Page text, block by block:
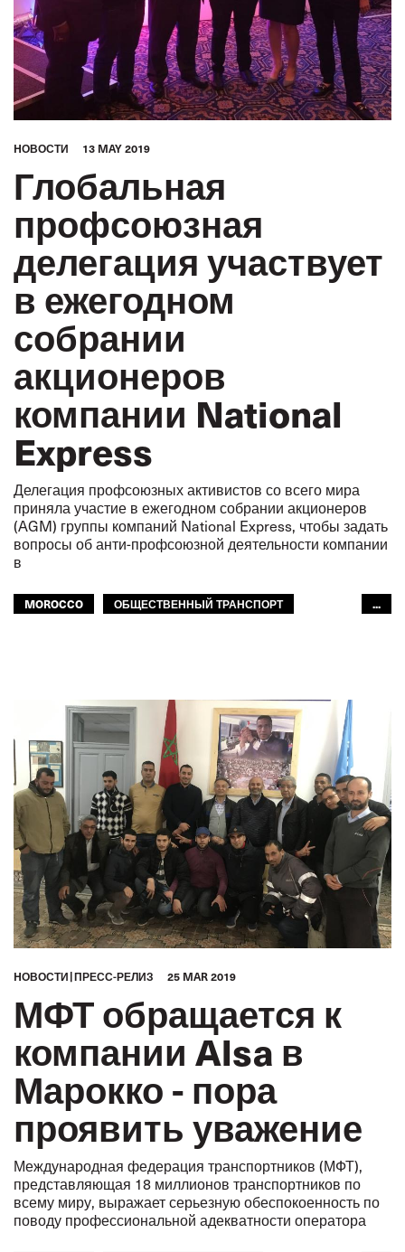
HОВОСТИ 13 MAY 2019
Глобальная
профсоюзная
делегация участвует
в ежегодном
собрании
акционеров
компании National
Express
Делегация профсоюзных активистов со всего мира
приняла участие в ежегодном собрании акционеров
(AGM) группы компаний National Express, чтобы задать
вопросы об анти-профсоюзной деятельности компании
в
MOROCCO
ОБЩЕСТВЕННЫЙ ТРАНСПОРТ
МФТ: АРАБСКИЙ МИР
GLOBAL
...
HОВОСТИ ПРЕСС-РЕЛИЗ 25 MAR 2019
МФТ обращается к
компании Alsa в
Марокко - пора
проявить уважение
Международная федерация транспортников (МФТ),
представляющая 18 миллионов транспортников по
всему миру, выражает серьезную обеспокоенность по
поводу профессиональной адекватности оператора